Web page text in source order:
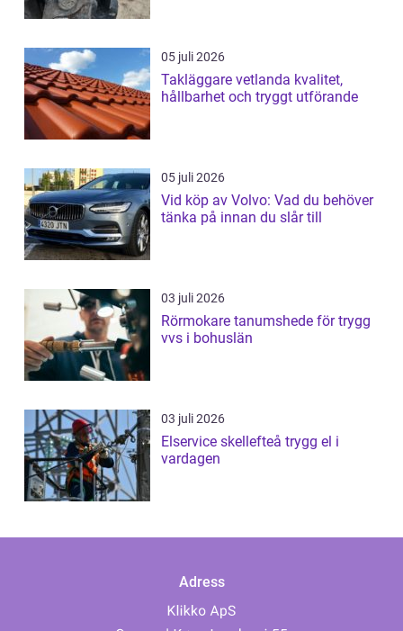
05 juli 2026
Takläggare vetlanda kvalitet,
hållbarhet och tryggt utförande
05 juli 2026
Vid köp av Volvo: Vad du behöver
tänka på innan du slår till
03 juli 2026
Rörmokare tanumshede för trygg
vvs i bohuslän
03 juli 2026
Elservice skellefteå trygg el i
vardagen
Adress